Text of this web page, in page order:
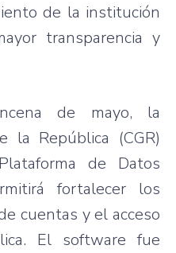
de la institución
transparencia y
de mayo, la
la República (CGR)
de Datos
fortalecer los
cuentas y el acceso
El software fue